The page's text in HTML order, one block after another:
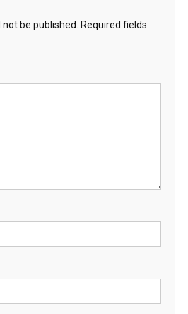
be published.
Required fields